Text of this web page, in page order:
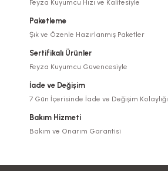
Feyza Kuyumcu Hızı ve Kalitesiyle
Paketleme
Şık ve Özenle Hazırlanmış Paketler
Sertifikalı Ürünler
Feyza Kuyumcu Güvencesiyle
İade ve Değişim
7 Gün İçerisinde İade ve Değişim Kolaylığı
Bakım Hizmeti
Bakım ve Onarım Garantisi